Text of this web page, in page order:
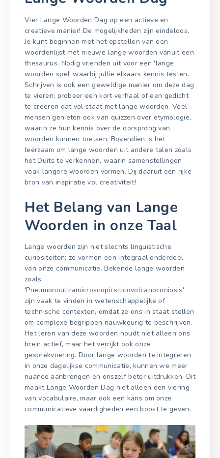
Vier Lange Woorden Dag op een actieve en
creatieve manier! De mogelijkheden zijn eindeloos.
Je kunt beginnen met het opstellen van een
woordenlijst met nieuwe lange woorden vanuit een
thesaurus. Nodig vrienden uit voor een 'lange
woorden spel' waarbij jullie elkaars kennis testen.
Schrijven is ook een geweldige manier om deze dag
te vieren; probeer een kort verhaal of een gedicht
te creëren dat vol staat met lange woorden. Veel
mensen genieten ook van quizzen over etymologie,
waarin ze hun kennis over de oorsprong van
woorden kunnen toetsen. Bovendien is het
leerzaam om lange woorden uit andere talen zoals
het Duits te verkennen, waarin samenstellingen
vaak langere woorden vormen. Dij daaruit een rijke
bron van inspiratie vol creativiteit!
Het Belang van Lange
Woorden in onze Taal
Lange woorden zijn niet slechts linguïstische
curiositeiten; ze vormen een integraal onderdeel
van onze communicatie. Bekende lange woorden
zoals
'Pneumonoultramicroscopicsilicovolcanoconiosis'
zijn vaak te vinden in wetenschappelijke of
technische contexten, omdat ze ons in staat stellen
om complexe begrippen nauwkeurig te beschrijven.
Het leren van deze woorden houdt niet alleen ons
brein actief, maar het verrijkt ook onze
gesprekvoering. Door lange woorden te integreren
in onze dagelijkse communicatie, kunnen we meer
nuance aanbrengen en onszelf beter uitdrukken. Dit
maakt Lange Woorden Dag niet alleen een viering
van vocabulaire, maar ook een kans om onze
communicatieve vaardigheden een boost te geven.